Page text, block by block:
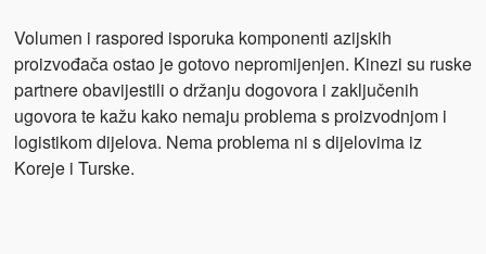
Volumen i raspored isporuka komponenti azijskih
proizvođača ostao je gotovo nepromijenjen. Kinezi su ruske
partnere obavijestili o držanju dogovora i zaključenih
ugovora te kažu kako nemaju problema s proizvodnjom i
logistikom dijelova. Nema problema ni s dijelovima iz
Koreje i Turske.